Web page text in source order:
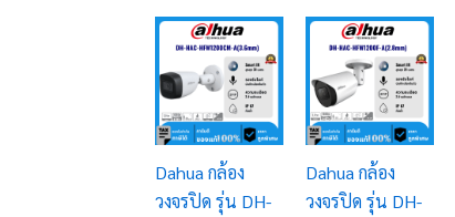
Dahua กล้อง
วงจรปิด รุ่น DH-
Dahua กล้อง
วงจรปิด รุ่น DH-